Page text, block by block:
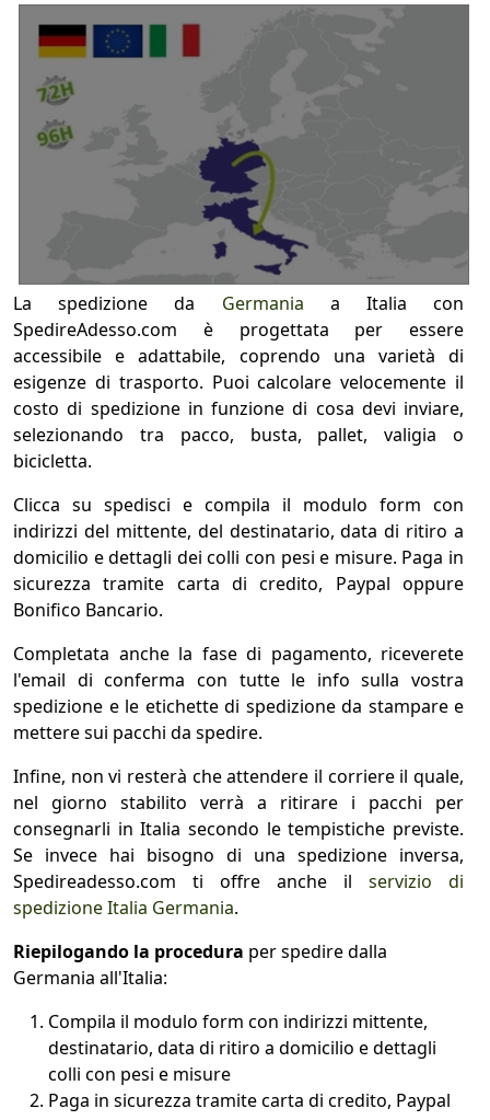
La spedizione da Germania a Italia con
SpedireAdesso.com è progettata per essere
accessibile e adattabile, coprendo una varietà di
esigenze di trasporto. Puoi calcolare velocemente il
costo di spedizione in funzione di cosa devi inviare,
selezionando tra pacco, busta, pallet, valigia o
bicicletta.
Clicca su spedisci e compila il modulo form con
indirizzi del mittente, del destinatario, data di ritiro a
domicilio e dettagli dei colli con pesi e misure. Paga in
sicurezza tramite carta di credito, Paypal oppure
Bonifico Bancario.
Completata anche la fase di pagamento, riceverete
l'email di conferma con tutte le info sulla vostra
spedizione e le etichette di spedizione da stampare e
mettere sui pacchi da spedire.
Infine, non vi resterà che attendere il corriere il quale,
nel giorno stabilito verrà a ritirare i pacchi per
consegnarli in Italia secondo le tempistiche previste.
Se invece hai bisogno di una spedizione inversa,
Spedireadesso.com ti offre anche il servizio di
spedizione Italia Germania.
Riepilogando la procedura per spedire dalla
Germania all'Italia:
Compila il modulo form con indirizzi mittente,
destinatario, data di ritiro a domicilio e dettagli
colli con pesi e misure
Paga in sicurezza tramite carta di credito, Paypal